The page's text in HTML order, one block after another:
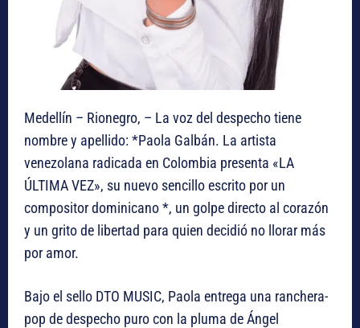
Medellín – Rionegro, – La voz del despecho tiene
nombre y apellido: *Paola Galbán. La artista
venezolana radicada en Colombia presenta «LA
ÚLTIMA VEZ», su nuevo sencillo escrito por un
compositor dominicano *, un golpe directo al corazón
y un grito de libertad para quien decidió no llorar más
por amor.
Bajo el sello DTO MUSIC, Paola entrega una ranchera-
pop de despecho puro con la pluma de Ángel